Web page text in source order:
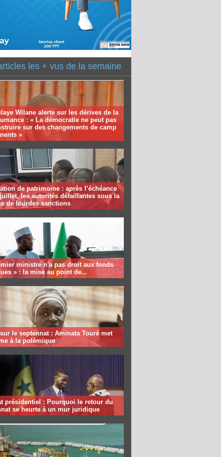
les + vus de la semaine
Wilane alerte sur les dérives de la
: « La démocratie ne peut pas
sur des changements de camp
»
de patrimoine : après l’échéance
les autorités défaillantes sous la
de lourdes sanctions
ministre n'a pas droit aux fonds
» : la mise au point de...
le septennat : Aminata Touré met
à la polémique
présidentiel : Pourquoi le retour du
se heurte à un mur juridique